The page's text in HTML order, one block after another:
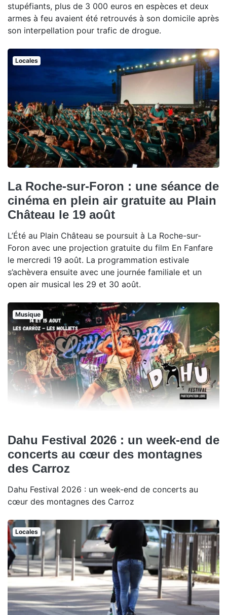
stupéfiants, plus de 3 000 euros en espèces et deux
armes à feu avaient été retrouvés à son domicile après
son interpellation pour trafic de drogue.
Locales
La Roche-sur-Foron : une séance de
cinéma en plein air gratuite au Plain
Château le 19 août
L’Été au Plain Château se poursuit à La Roche-sur-
Foron avec une projection gratuite du film En Fanfare
le mercredi 19 août. La programmation estivale
s’achèvera ensuite avec une journée familiale et un
open air musical les 29 et 30 août.
Musique
Dahu Festival 2026 : un week-end de
concerts au cœur des montagnes
des Carroz
Dahu Festival 2026 : un week-end de concerts au
cœur des montagnes des Carroz
Locales